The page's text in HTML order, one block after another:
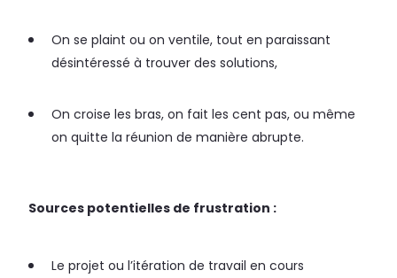
On se plaint ou on ventile, tout en paraissant
désintéressé à trouver des solutions,
On croise les bras, on fait les cent pas, ou même
on quitte la réunion de manière abrupte.
Sources potentielles de frustration :
Le projet ou l’itération de travail en cours